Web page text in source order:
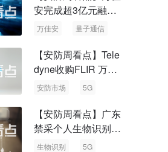
安完成超3亿元融资
国内首批量子通信标
万佳安 量子通信
【安防周看点】Tele
dyne收购FLIR 万物
云新品牌“万御安防”
安防市场 5G
【安防周看点】广东
禁采个人生物识别信
息 中国5G基站占全
生物识别 5G